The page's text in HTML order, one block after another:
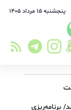
پنجشنبه ۱۵ مرداد ۱۴۰۵
برنامه‌ریزی